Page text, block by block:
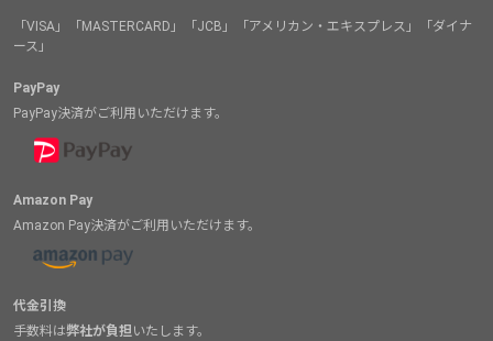
「VISA」「MASTERCARD」「JCB」「アメリカン・エキスプレス」「ダイナ
ース」
PayPay
PayPay決済がご利用いただけます。
Amazon Pay
Amazon Pay決済がご利用いただけます。
代金引換
手数料は弊社が負担いたします。